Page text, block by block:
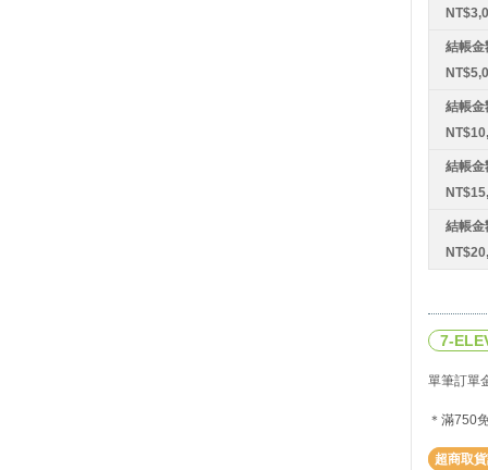
結帳金
結帳金
結帳金
結帳金
7-
單筆訂單
＊滿750
超商取